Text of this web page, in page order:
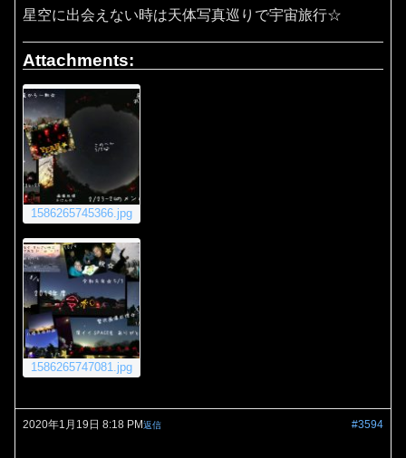
星空に出会えない時は天体写真巡りで宇宙旅行☆
Attachments:
1586265745366.jpg
1586265747081.jpg
2020年1月19日 8:18 PM #3594
返信